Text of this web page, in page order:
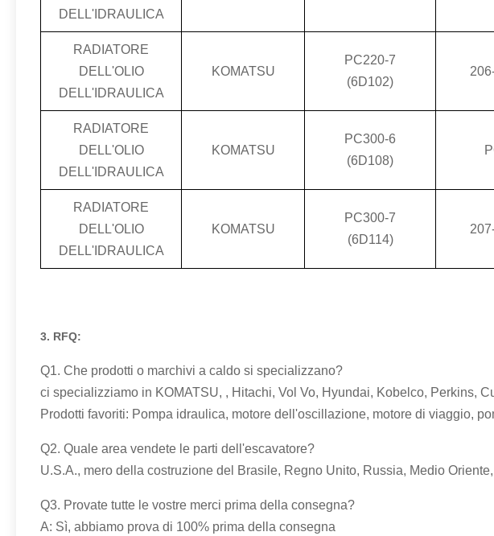
DELL'IDRAULICA
RADIATORE
DELL'OLIO
DELL'IDRAULICA
KOMATSU
PC220-7
(6D102)
RADIATORE
DELL'OLIO
DELL'IDRAULICA
KOMATSU
PC300-6
(6D108)
RADIATORE
DELL'OLIO
DELL'IDRAULICA
KOMATSU
PC300-7
(6D114)
3. RFQ:
Q1. Che prodotti o marchivi a caldo si specializzano?
ci specializziamo in KOMATSU, , Hitachi, Vol Vo, Hyundai, Kobelco, Perkins,
Prodotti favoriti: Pompa idraulica, motore dell'oscillazione, motore di viaggio,
Q2. Quale area vendete le parti dell'escavatore?
U.S.A., mero della costruzione del Brasile, Regno Unito, Russia, Medio
Q3. Provate tutte le vostre merci prima della consegna?
A: Sì, abbiamo prova di 100% prima della consegna